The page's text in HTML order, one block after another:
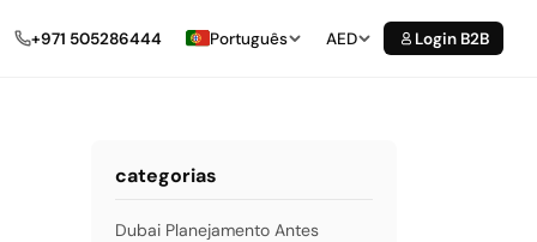
+971 505286444 Português AED Login B2B
categorias
Dubai Planejamento Antes